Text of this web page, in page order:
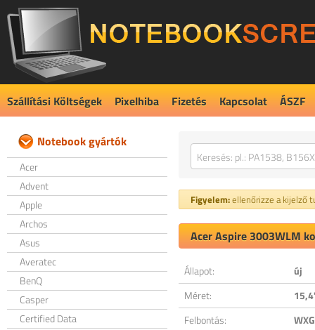
Szállítási Költségek Pixelhiba Fizetés Kapcsolat ÁSZF
Notebook gyártók
Acer
Advent
Apple
Archos
Asus
Averatec
BenQ
Casper
Certified Data
Figyelem:ellenőrizze a kijelző
Acer Aspire 3003WLM
Állapot:
új
Méret:
Felbontás: